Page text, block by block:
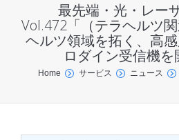
最先端・光・レー
Vol.472「（テラヘルツ
ヘルツ領域を拓く、高
ロダイン受信機
You are here:
Home サービス ニュース